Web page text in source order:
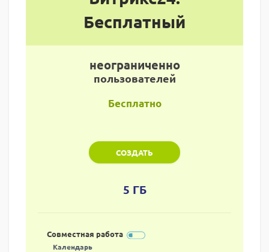
Бесплатный
неограниченно
пользователей
Бесплатно
СОЗДАТЬ
5 ГБ
Совместная работа
Календарь